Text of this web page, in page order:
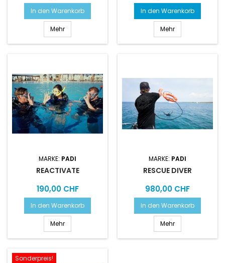
In den Warenkorb
Mehr
In den Warenkorb
Mehr
MARKE: PADI
REACTIVATE
Preis
190,00 CHF
In den Warenkorb
Mehr
MARKE: PADI
RESCUE DIVER
Preis
980,00 CHF
In den Warenkorb
Mehr
Sonderpreis!